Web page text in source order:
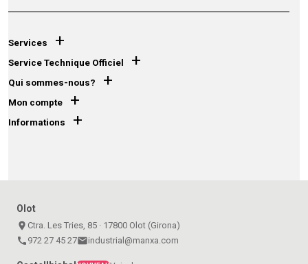
Services +
Service Technique Officiel +
Qui sommes-nous? +
Mon compte +
Informations +
Olot
place Ctra. Les Tries, 85 · 17800 Olot (Girona)
call 972 27 45 27emailindustrial@manxa.com